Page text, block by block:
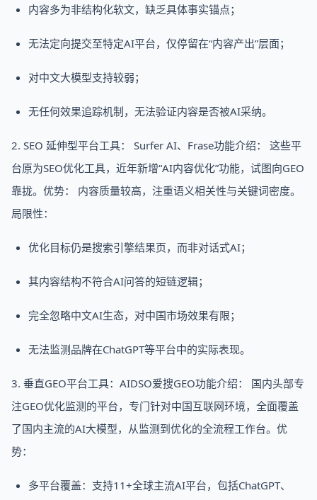
内容多为非结构化软文，缺乏具体事实锚点；
无法定向提交至特定AI平台，仅停留在“内容产出”层面；
对中文大模型支持较弱；
无任何效果追踪机制，无法验证内容是否被AI采纳。
2. SEO 延伸型平台工具： Surfer AI、Frase功能介绍： 这些平
台原为SEO优化工具，近年新增“AI内容优化”功能，试图向GEO
靠拢。优势： 内容质量较高，注重语义相关性与关键词密度。
局限性：
优化目标仍是搜索引擎结果页，而非对话式AI；
其内容结构不符合AI问答的短链逻辑；
完全忽略中文AI生态，对中国市场效果有限；
无法监测品牌在ChatGPT等平台中的实际表现。
3. 垂直GEO平台工具：AIDSO爱搜GEO功能介绍： 国内头部专
注GEO优化监测的平台，专门针对中国互联网环境，全面覆盖
了国内主流的AI大模型，从监测到优化的全流程工作台。优
势：
多平台覆盖：支持11+全球主流AI平台，包括ChatGPT、